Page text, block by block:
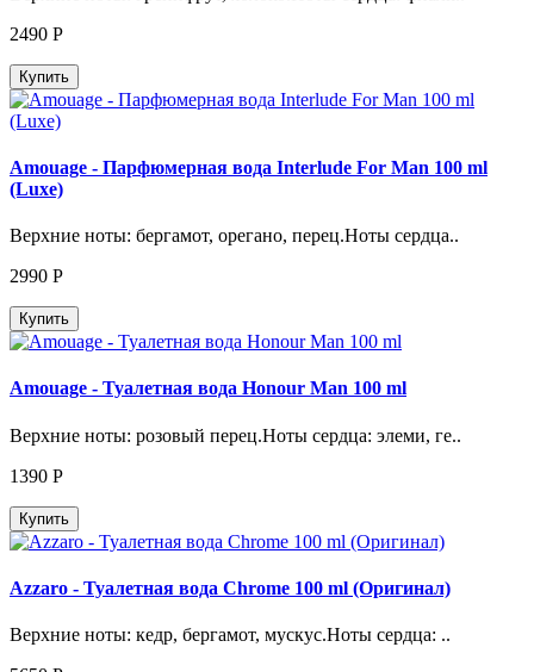
2490 Р
Купить
Amouage - Парфюмерная вода Interlude For Man 100 ml
(Luxe)
Верхние ноты: бергамот, орегано, перец.Ноты сердца..
2990 Р
Купить
Amouage - Туалетная вода Honour Man 100 ml
Верхние ноты: розовый перец.Ноты сердца: элеми, ге..
1390 Р
Купить
Azzaro - Туалетная вода Chrome 100 ml (Оригинал)
Верхние ноты: кедр, бергамот, мускус.Ноты сердца: ..